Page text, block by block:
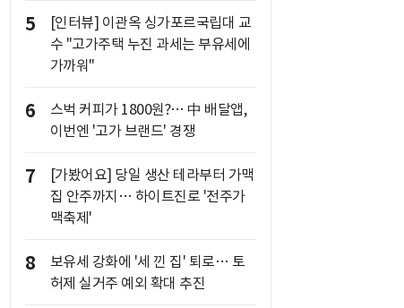
5
[인터뷰] 이관옥 싱가포르국립대 교
수 "고가주택 누진 과세는 부유세에
가까워"
6
스벅 커피가 1800원?… 中 배달앱,
이번엔 '고가 브랜드' 경쟁
7
[가봤어요] 당일 생산 테라부터 가맥
집 안주까지… 하이트진로 '전주가
맥축제'
8
보유세 강화에 '세 낀 집' 퇴로… 토
허제 실거주 예외 확대 추진